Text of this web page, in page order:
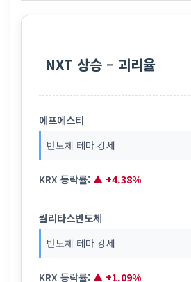
NXT 상승 – 괴리율
에프에스티
반도체 테마 강세
KRX 등락률: ▲ +4.38%
퀄리타스반도체
반도체 테마 강세
KRX 등락률: ▲ +1.09%